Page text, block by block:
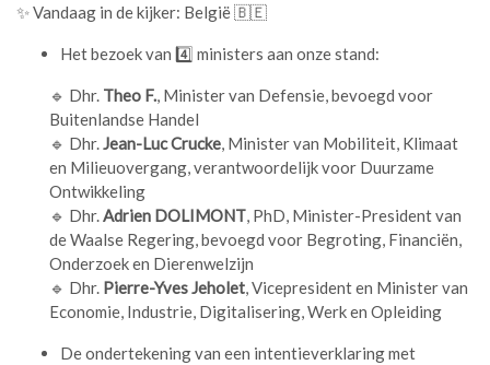
✨ Vandaag in de kijker: België 🇧🇪
Het bezoek van 4️⃣ ministers aan onze stand:
🔹 Dhr. Theo F., Minister van Defensie, bevoegd voor
Buitenlandse Handel
🔹 Dhr.Jean-Luc Crucke, Minister van Mobiliteit, Klimaat
en Milieuovergang, verantwoordelijk voor Duurzame
Ontwikkeling
🔹 Dhr.Adrien DOLIMONT, PhD, Minister-President van
de Waalse Regering, bevoegd voor Begroting, Financiën,
Onderzoek en Dierenwelzijn
🔹 Dhr. Pierre-Yves Jeholet, Vicepresident en Minister van
Economie, Industrie, Digitalisering, Werk en Opleiding
De ondertekening van een intentieverklaring met